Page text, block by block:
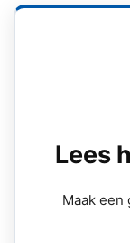
Lees
Maak een